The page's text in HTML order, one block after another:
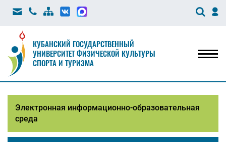
КУБАНСКИЙ ГОСУДАРСТВЕННЫЙ
УНИВЕРСИТЕТ ФИЗИЧЕСКОЙ КУЛЬТУРЫ
СПОРТА И ТУРИЗМА
Электронная информационно-образовательная
среда